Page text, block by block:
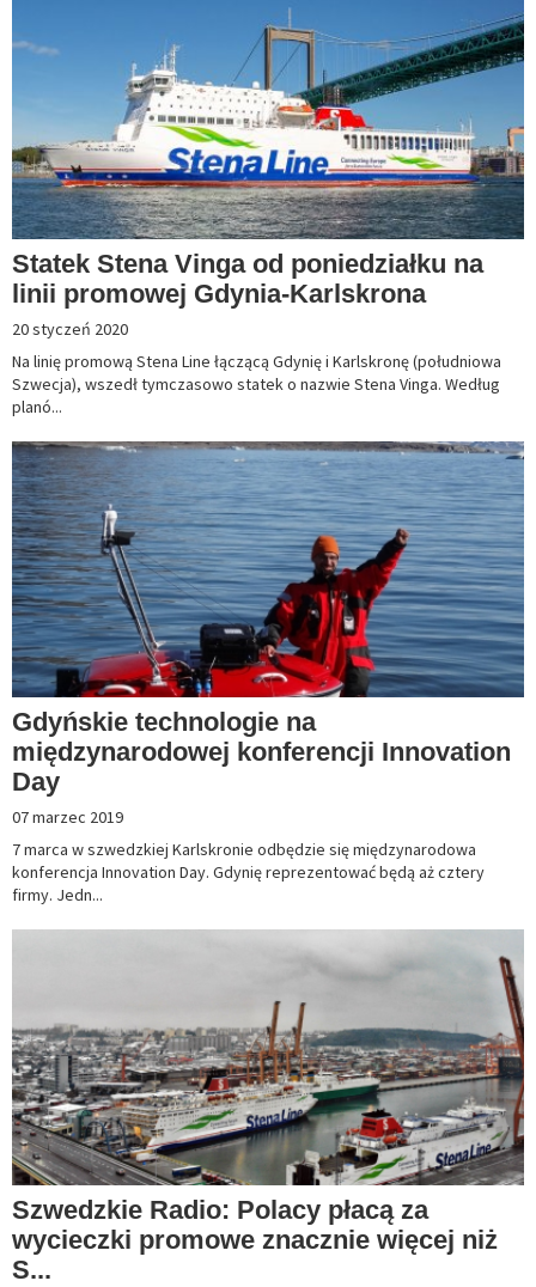
Statek Stena Vinga od poniedziałku na
linii promowej Gdynia-Karlskrona
20 styczeń 2020
Na linię promową Stena Line łączącą Gdynię i Karlskronę (południowa
Szwecja), wszedł tymczasowo statek o nazwie Stena Vinga. Według
planó...
Gdyńskie technologie na
międzynarodowej konferencji Innovation
Day
07 marzec 2019
7 marca w szwedzkiej Karlskronie odbędzie się międzynarodowa
konferencja Innovation Day. Gdynię reprezentować będą aż cztery
firmy. Jedn...
Szwedzkie Radio: Polacy płacą za
wycieczki promowe znacznie więcej niż
S...